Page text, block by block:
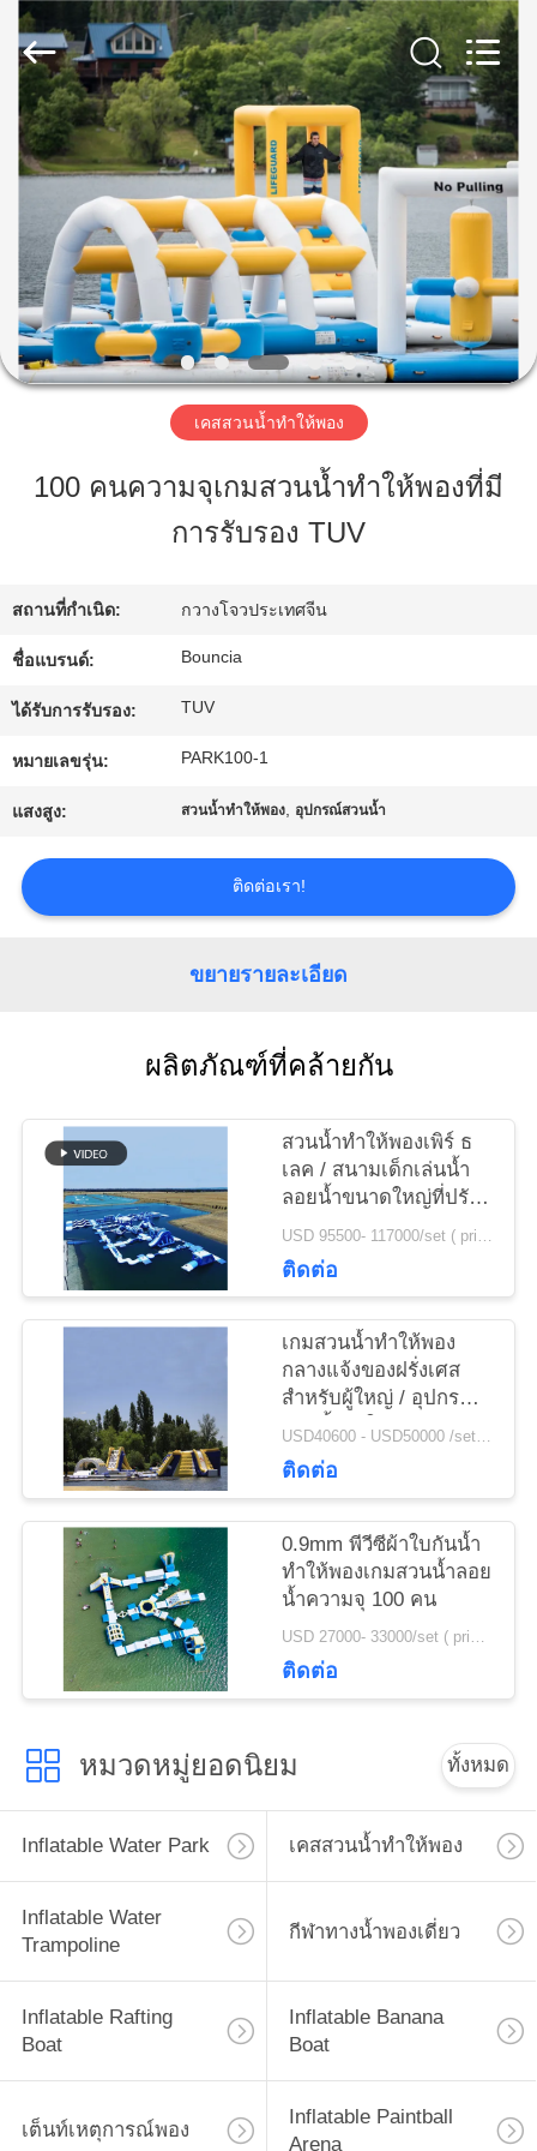
บ้าน
สินค้า
วิดีโอ
ทัวร์
โรงงาน
ควบคุม
คุณภาพ
ติดต่อ
เสนอ
ราคา
แผนผัง
PRIVACY
POLICY
Guangzhou
Bouncia
Inflatables
Factory.
Rights
Reserved.
เคสสวนน้ำทำให้พอง
100 คนความจุเกมสวนน้ำทำให้พองที่มี
การรับรอง TUV
สถานที่กำเนิด: กวางโจวประเทศจีน
ชื่อแบรนด์: Bouncia
ได้รับการรับรอง: TUV
หมายเลขรุ่น: PARK100-1
แสงสูง: สวนน้ำทำให้พอง, อุปกรณ์สวนน้ำ
ติดต่อเรา!
ขยายรายละเอียด
ผลิตภัณฑ์ที่คล้ายกัน
สวนน้ำทำให้พองเพิร์ ธ
เลค / สนามเด็กเล่นน้ำ
ลอยน้ำขนาดใหญ่ที่ปรับ
แต่งเอง
USD 95500- 117000/set ( price just for reference, detailed prices need to be confirmed) MOQ:1 ชุดหรือบางส่วนของอุทยานทั้งหมด
ติดต่อ
เกมสวนน้ำทำให้พอง
กลางแจ้งของฝรั่งเศส
สำหรับผู้ใหญ่ / อุปกรณ์
สวนน้ำทำให้พอง
USD40600 - USD50000 /set ( price just for reference, detailed prices need to be confirmed） MOQ:1 set or parts of the whole park
ติดต่อ
0.9mm พีวีซีผ้าใบกันน้ำ
ทำให้พองเกมสวนน้ำลอย
น้ำความจุ 100 คน
USD 27000- 33000/set ( price just for reference, detailed prices need to be confirmed) MOQ:1 ชุดหรือบางส่วนของสวนสาธารณะทั้งหมด
ติดต่อ
หมวดหมู่ยอดนิยม ทั้งหมด
Inflatable Water Park เคสสวนน้ำทำให้พอง
Inflatable Water
Trampoline
กีฬาทางน้ำพองเดี่ยว
Inflatable Rafting
Boat
Inflatable Banana
Boat
เต็นท์เหตุการณ์พอง
Inflatable Paintball
Arena